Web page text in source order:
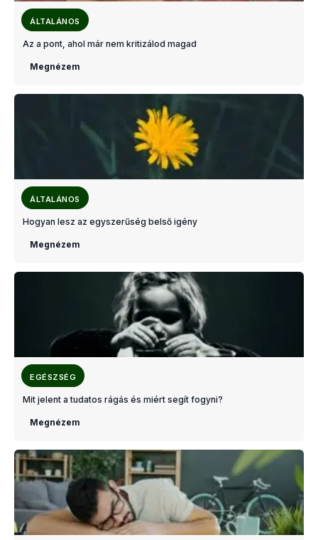
ÁLTALÁNOS
Az a pont, ahol már nem kritizálod magad
Megnézem
ÁLTALÁNOS
Hogyan lesz az egyszerűség belső igény
Megnézem
EGÉSZSÉG
Mit jelent a tudatos rágás és miért segít fogyni?
Megnézem